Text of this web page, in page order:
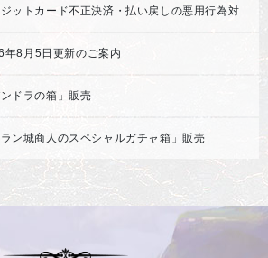
年8月5日更新のご案内
ンドラの箱」販売
ラン城商人のスペシャルガチャ箱」販売